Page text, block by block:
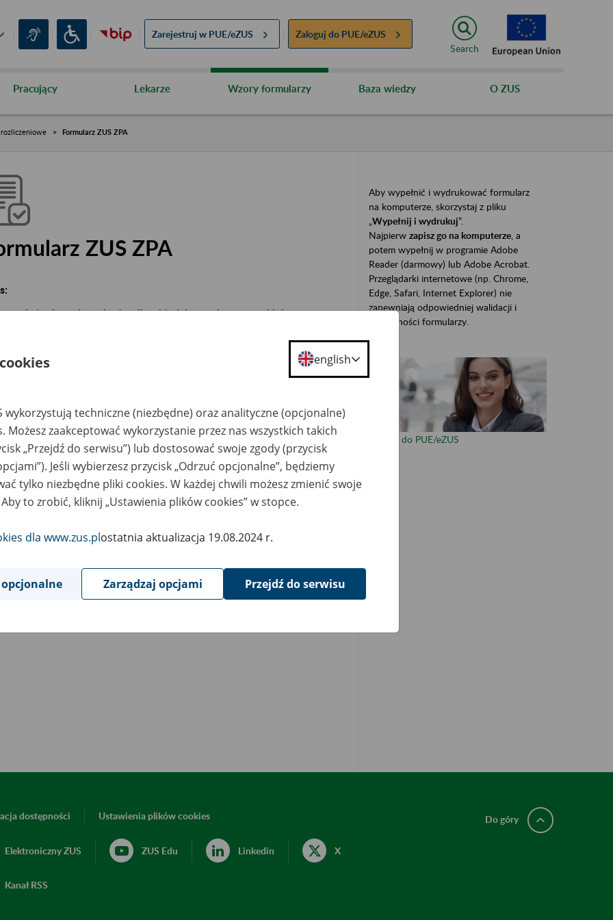
Zarejestruj w PUE/eZUS Zaloguj do PUE/eZUS
Search
Pracujący Lekarze Wzory formularzy Baza wiedzy O ZUS
Formularz ZUS ZPA
ZUS ZPA
zmiana danych płatnika składek - osoby prawnej lub
wypełnić i wydrukować formularz na komputerze, skorzystaj z
w programie Adobe Reader (darmowy) lub Adobe Acrobat.
internetowe (np. Chrome, Edge, Safari, Internet Explorer)
odpowiedniej walidacji i dostępności formularzy.
Pobierz plik 611 kB
I WYDRUKUJ
Powrót do listy
Aby wypełnić i wydrukować formularz
na komputerze, skorzystaj z pliku
„Wypełnij i wydrukuj”.
Najpierw zapisz go na komputerze , a
potem wypełnij w programie Adobe
Reader (darmowy) lub Adobe Acrobat.
Przeglądarki internetowe (np. Chrome,
Edge, Safari, Internet Explorer) nie
zapewniają odpowiedniej walidacji i
dostępności formularzy.
Zaloguj do PUE/eZUS
dostępności Ustawienia plików cookies
Elektroniczny ZUS ZUS Edu Linkedin X
Kanał RSS
Do góry
english
wykorzystują techniczne (niezbędne) oraz analityczne (opcjonalne)
Możesz zaakceptować wykorzystanie przez nas wszystkich takich
„Przejdź do serwisu”) lub dostosować swoje zgody (przycisk
Jeśli wybierzesz przycisk „Odrzuć opcjonalne”, będziemy
tylko niezbędne pliki cookies. W każdej chwili możesz zmienić swoje
to zrobić, kliknij „Ustawienia plików cookies” w stopce.
dla www.zus.plostatnia aktualizacja 19.08.2024 r.
Zarządzaj opcjami Przejdź do serwisu